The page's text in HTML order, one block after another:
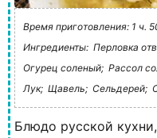
Время приготовления: 1 ч.
Ингредиенты: Перловка
Огурец соленый; Рассол
Лук; Щавель; Сельдерей;
Блюдо русской